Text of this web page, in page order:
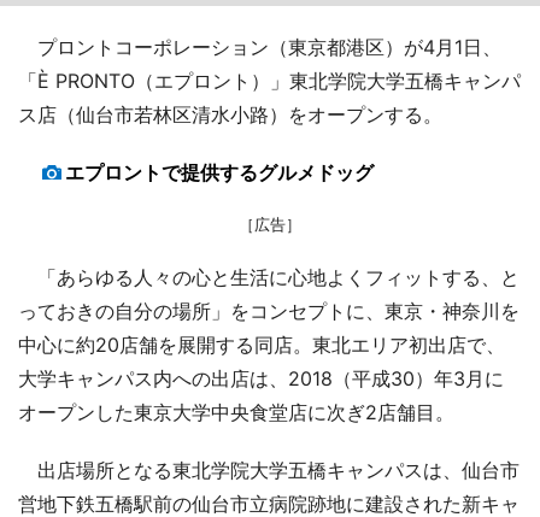
プロントコーポレーション（東京都港区）が4月1日、
「È PRONTO（エプロント）」東北学院大学五橋キャンパ
ス店（仙台市若林区清水小路）をオープンする。
エプロントで提供するグルメドッグ
［広告］
「あらゆる人々の心と生活に心地よくフィットする、と
っておきの自分の場所」をコンセプトに、東京・神奈川を
中心に約20店舗を展開する同店。東北エリア初出店で、
大学キャンパス内への出店は、2018（平成30）年3月に
オープンした東京大学中央食堂店に次ぎ2店舗目。
出店場所となる東北学院大学五橋キャンパスは、仙台市
営地下鉄五橋駅前の仙台市立病院跡地に建設された新キャ